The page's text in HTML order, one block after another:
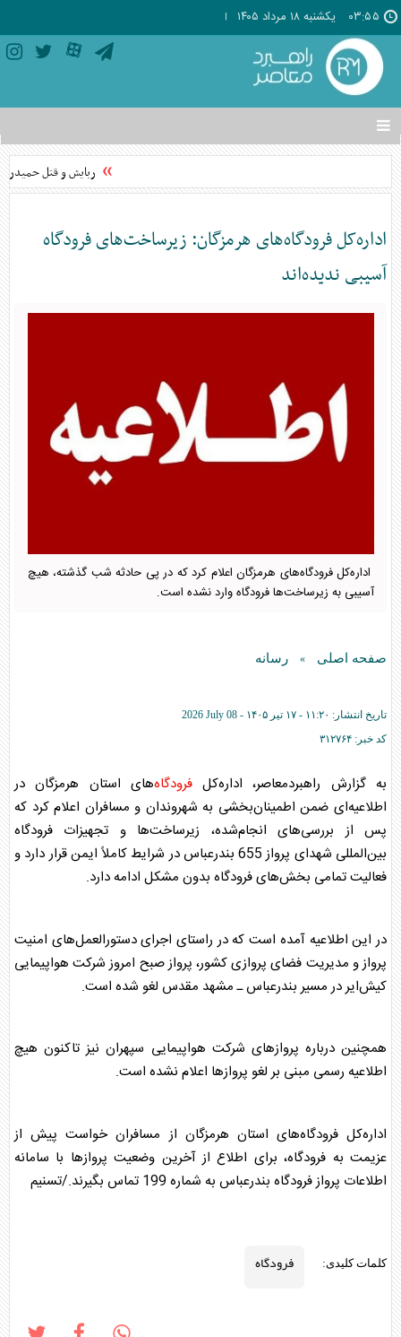
۰۳:۵۵ يکشنبه ۱۸ مرداد ۱۴۰۵
تغییر
وضعیت
منوی
ها
ربایش و قتل
اداره‌کل فرودگاه‌های هرمزگان: زیرساخت‌های فرودگاه
آسیبی ندیده‌اند
اداره‌کل فرودگاه‌های هرمزگان اعلام کرد که در پی حادثه شب گذشته، هیچ
آسیبی به زیرساخت‌ها فرودگاه وارد نشده است.
صفحه اصلی » رسانه
تاریخ انتشار: ۱۱:۲۰ - ۱۷ تير ۱۴۰۵ -
2026 July 08
کد خبر: ۳۱۲۷۶۴
به گزارش راهبردمعاصر، اداره‌کلفرودگاه‌های استان هرمزگان در
اطلاعیه‌ای ضمن اطمینان‌بخشی به شهروندان و مسافران اعلام کرد که
پس از بررسی‌های انجام‌شده، زیرساخت‌ها و تجهیزات فرودگاه
بین‌المللی شهدای پرواز 655 بندرعباس در شرایط کاملاً ایمن قرار دارد و
فعالیت تمامی بخش‌های فرودگاه بدون مشکل ادامه دارد.
در این اطلاعیه آمده است که در راستای اجرای دستورالعمل‌های امنیت
پرواز و مدیریت فضای پروازی کشور، پرواز صبح امروز شرکت هواپیمایی
کیش‌ایر در مسیر بندرعباس ـ مشهد مقدس لغو شده است.
همچنین درباره پروازهای شرکت هواپیمایی سپهران نیز تاکنون هیچ
اطلاعیه رسمی مبنی بر لغو پروازها اعلام نشده است.
اداره‌کلفرودگاه‌های استان هرمزگان از مسافران خواست پیش از
عزیمت به فرودگاه، برای اطلاع از آخرین وضعیت پروازها با سامانه
اطلاعات پرواز فرودگاه بندرعباس به شماره 199 تماس بگیرند./تسنیم
کلمات کلیدی: فرودگاه‌